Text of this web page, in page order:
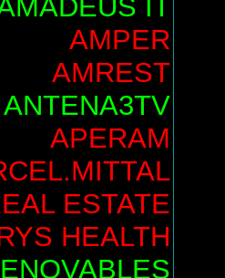
IT
AMPER
AMREST
ANTENA3TV
APERAM
ESTATE
HEALTH